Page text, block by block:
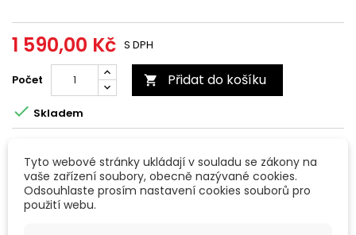
1 590,00 Kč S DPH
Počet  Přidat do košíku
 Skladem
POPIS
Tyto webové stránky ukládají v souladu se zákony na
vaše zařízení soubory, obecně nazývané cookies.
Odsouhlaste prosím nastavení cookies souborů pro
použití webu.